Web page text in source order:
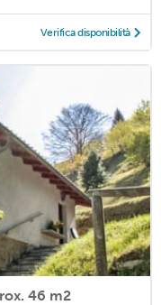
Verifica disponibilità
46 m2